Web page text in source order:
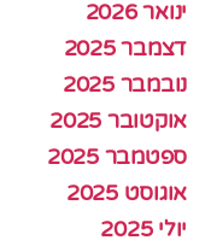
ינואר 2026
דצמבר 2025
נובמבר 2025
אוקטובר 2025
ספטמבר 2025
אוגוסט 2025
יולי 2025